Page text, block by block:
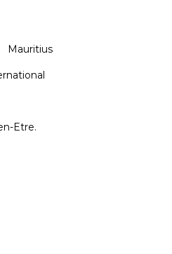
Mauritius
Etre.